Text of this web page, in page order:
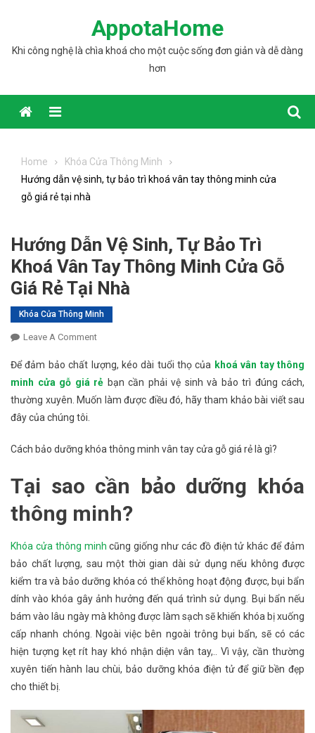
AppotaHome
Khi công nghệ là chìa khoá cho một cuộc sống đơn giản và dễ dàng
hơn
Home
Khóa Cửa Thông Minh
Hướng dẫn vệ sinh, tự bảo trì khoá vân tay thông minh cửa
gỗ giá rẻ tại nhà
Hướng Dẫn Vệ Sinh, Tự Bảo Trì
Khoá Vân Tay Thông Minh Cửa Gỗ
Giá Rẻ Tại Nhà
Khóa Cửa Thông Minh
Leave A Comment
Để đảm bảo chất lượng, kéo dài tuổi thọ của khoá vân tay thông
minh cửa gỗ giá rẻ bạn cần phải vệ sinh và bảo trì đúng cách,
thường xuyên. Muốn làm được điều đó, hãy tham khảo bài viết sau
đây của chúng tôi.
Cách bảo dưỡng khóa thông minh vân tay cửa gỗ giá rẻ là gì?
Tại sao cần bảo dưỡng khóa
thông minh?
Khóa cửa thông minh cũng giống như các đồ điện tử khác để đảm
bảo chất lượng, sau một thời gian dài sử dụng nếu không được
kiểm tra và bảo dưỡng khóa có thể không hoạt động được, bụi bẩn
dính vào khóa gây ảnh hưởng đến quá trình sử dụng. Bụi bẩn nếu
bám vào lâu ngày mà không được làm sạch sẽ khiến khóa bị xuống
cấp nhanh chóng. Ngoài việc bên ngoài trông bụi bẩn, sẽ có các
hiện tượng kẹt rít hay khó nhận diện vân tay,.. Vì vậy, cần thường
xuyên tiến hành lau chùi, bảo dưỡng khóa điện tử để giữ bền đẹp
cho thiết bị.